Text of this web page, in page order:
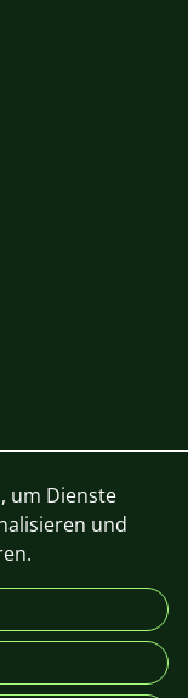
DE
For Aquarist
um Dienste
und